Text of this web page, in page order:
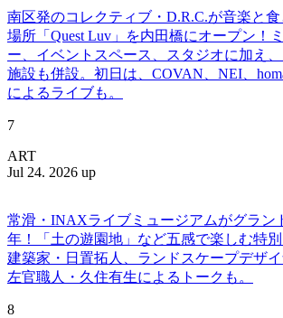
南区発のコレクティブ・D.R.C.が⾳楽と
場所「Quest Luv」を内田橋にオープン！
ー、イベントスペース、スタジオに加え
施設も併設。初日は、COVAN、NEI、
によるライブも。
7
ART
Jul 24. 2026 up
常滑・INAXライブミュージアムがグラン
年！「土の遊園地」など五感で楽しむ特別
建築家・日置拓人、ランドスケープデザイ
左官職人・久住有生によるトークも。
8